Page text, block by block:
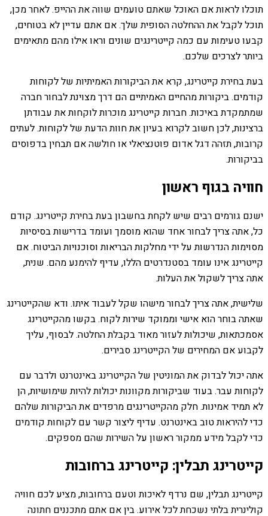
תוכלו לראות אם האוכל שאתם טועמים שווה את ההייפ. לאחר מכן,
תוכל לקבל את ההחלטה הסופית שלך. אם אתם עדיין לא בטוחים,
קבעו טעימות עם כמה קייטרינגים שונים וראו אילו מהם מתאימים
ביותר לצרכים שלכם.
בעת בחירת קייטרינג, קרא את הביקורות האמיתיות של לקוחות
קודמים. ביקורות מהחיים האמיתיים הם דרך מצוינת לבחור חברה
שמתמקדת באיכות. חברות קייטרינג מוכרות לוקחות את עבודתן
ברצינות, לכן חשוב לקרוא בעיון את חוות הדעת של לקוחות. לעתים
קרובות, תזהה דגל אדום פוטנציאלי או חולשה אם תבחין בדפוסים
בביקורות.
חוויה בגוף ראשון
ישנם גורמים רבים שיש לקחת בחשבון בעת ​​בחירת קייטרינג. קודם
כל, אתה צריך לבחור אחד שהוא מוסמך ועומד בדרישות בסיסיות
מסוימות הנדרשות על ידי מחלקות הבריאות וסוכנויות הביטוח. אם
קייטרינג אינו עומד בסטנדרטים הללו, עדיף להימנע מהם. שנית,
אתה צריך לשקול את העלות.
שלישית, אתה צריך לבחור מישהו שקל לעבוד איתו. ודא שהקייטרינג
שאתה בוחר הוא אישי וממוקד שירות לקוח. בקשו מהקייטרינג
אסמכתאות, שיכולות לעזור מאוד בקבלת החלטה. לבסוף, עליך
לקבוע אם המחירים של הקייטרינג סבירים.
אתה יכול לבדוק את המוניטין של הקייטרינג באינטרנט ולדבר עם
לקוחות עבר. בעוד שביקורות מקוונות יכולות להיות שימושיות, הן
לא תמיד אמינות. חלק מהקייטרינגים מרפדים את הביקורות שלהם
כדי להיראות טוב באינטרנט. עדיף ליצור קשר עם לקוחות קודמים
כדי לקבל מידע ממקור ראשון על השירות שהם מספקים.
קייטרינג תבלין: קייטרינג ברחובות
קייטרינג תבלין, שם נרדף לאיכות וטעם ברחובות, מציע לכם חוויה
קולינרית בלתי נשכחת לכל אירוע. בין אם אתם מתכננים חתונה